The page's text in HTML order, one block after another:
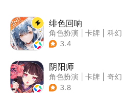
绯色回响
角色扮演 卡牌
科幻
| 美少女
3.4
阴阳师
角色扮演 卡牌
奇幻
| 阴阳师
3.8